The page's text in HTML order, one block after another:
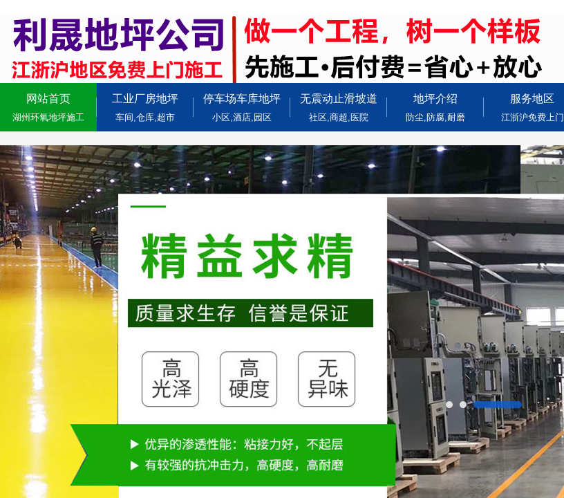
网站首页
湖州环氧地坪施工
工业厂房地坪
车间,仓库,超市
停车场车库地坪
小区,酒店,园区
无震动止滑坡道
社区,商超,医院
地坪介绍
防尘,防腐,耐磨
服务地区
江浙沪免费上门